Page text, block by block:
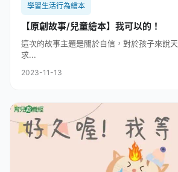
學習生活行為繪本
【原創故事/兒童繪本】我可以的！
這次的故事主題是關於自信，對於孩子來說
求...
2023-11-13